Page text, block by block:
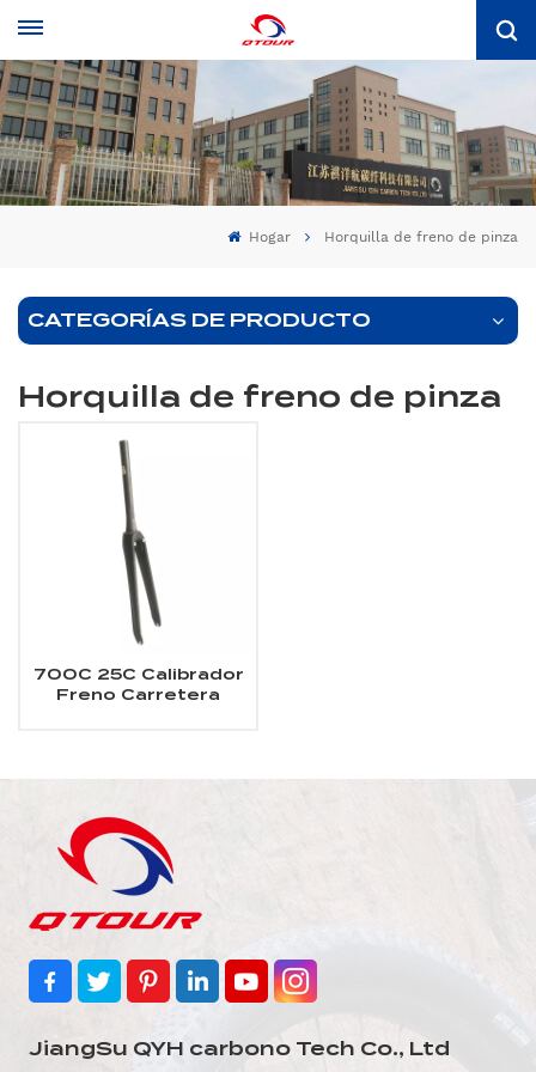
Hogar Horquilla de freno de pinza
CATEGORÍAS DE PRODUCTO
Horquilla de freno de pinza
700C 25C Calibrador
Freno Carretera
JiangSu QYH carbono Tech Co., Ltd